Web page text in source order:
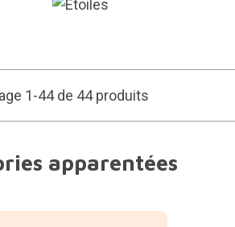
1-44 de 44 produits
apparentées